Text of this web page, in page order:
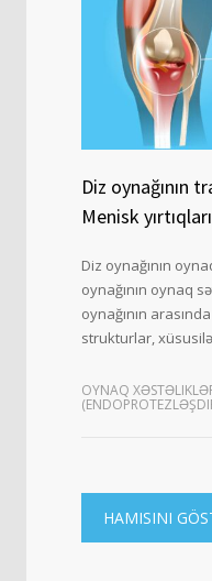
Diz oynağının
Menisk yırtıqları
Diz oynağının
oynağının oynaq
oynağının
strukturlar,
OYNAQ
HAMISINI